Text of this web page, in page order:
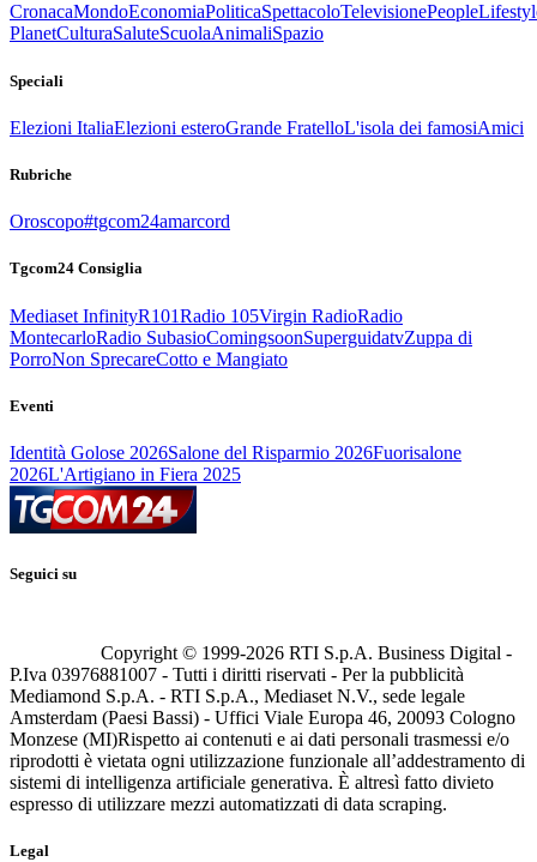
CronacaMondoEconomiaPoliticaSpettacoloTelevisionePeople
PlanetCulturaSaluteScuolaAnimaliSpazio
Speciali
Elezioni ItaliaElezioni esteroGrande FratelloL'isola dei famosiAmici
Rubriche
Oroscopo#tgcom24amarcord
Tgcom24 Consiglia
Mediaset InfinityR101Radio 105Virgin RadioRadio
MontecarloRadio SubasioComingsoonSuperguidatvZuppa di
PorroNon SprecareCotto e Mangiato
Eventi
Identità Golose 2026Salone del Risparmio 2026Fuorisalone
2026L'Artigiano in Fiera 2025
Seguici su
Copyright © 1999-2026 RTI S.p.A. Business Digital -
P.Iva 03976881007 - Tutti i diritti riservati - Per la pubblicità
Mediamond S.p.A. - RTI S.p.A., Mediaset N.V., sede legale
Amsterdam (Paesi Bassi) - Uffici Viale Europa 46, 20093 Cologno
Monzese (MI)Rispetto ai contenuti e ai dati personali trasmessi e/o
riprodotti è vietata ogni utilizzazione funzionale all’addestramento di
sistemi di intelligenza artificiale generativa. È altresì fatto divieto
espresso di utilizzare mezzi automatizzati di data scraping.
Legal